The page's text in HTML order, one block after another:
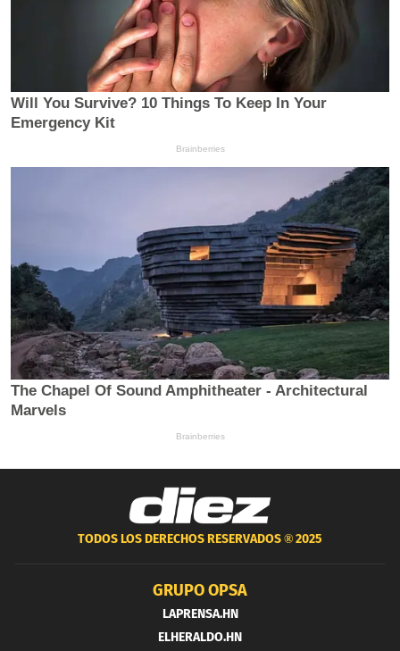
TODOS LOS DERECHOS RESERVADOS ®2025
GRUPO OPSA
LAPRENSA.HN
ELHERALDO.HN